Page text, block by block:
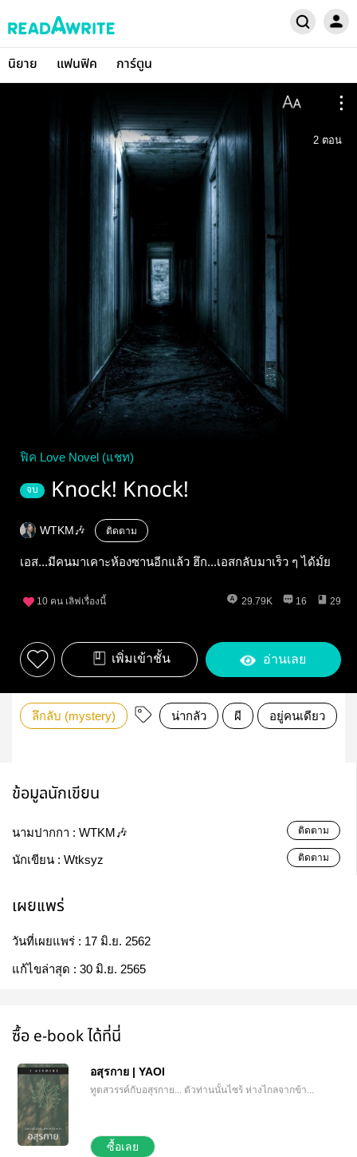
นิยาย แฟนฟิค การ์ตูน
2 ตอน
ฟิค Love Novel (แชท)
จบ Knock! Knock!
WTKM🎶 ติดตาม
เอส...มีคนมาเคาะห้องซานอีกแล้ว ฮึก...เอสกลับมาเร็ว ๆ ได้มั้ย
10 คน เลิฟเรื่องนี้ 29.79K 16 29
เพิ่มเข้าชั้น อ่านเลย
ลึกลับ (mystery) น่ากลัว ผี อยู่คนเดียว
ข้อมูลนักเขียน
นามปากกา : WTKM🎶 ติดตาม
นักเขียน : Wtksyz ติดตาม
เผยแพร่
วันที่เผยแพร่ : 17 มิ.ย. 2562
แก้ไขล่าสุด : 30 มิ.ย. 2565
ซื้อ e-book ได้ที่นี่
อสุรกาย | YAOI
ทูตสวรรค์กับอสุรกาย... ตัวท่านนั้นไซร้ ห่างไกลจากข้า...
ซื้อเลย